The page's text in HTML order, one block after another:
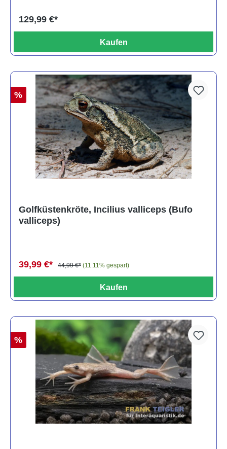
129,99 €*
Kaufen
%
Golfküstenkröte, Incilius valliceps (Bufo
valliceps)
39,99 €* 44,99 €* (11.11% gespart)
Kaufen
%